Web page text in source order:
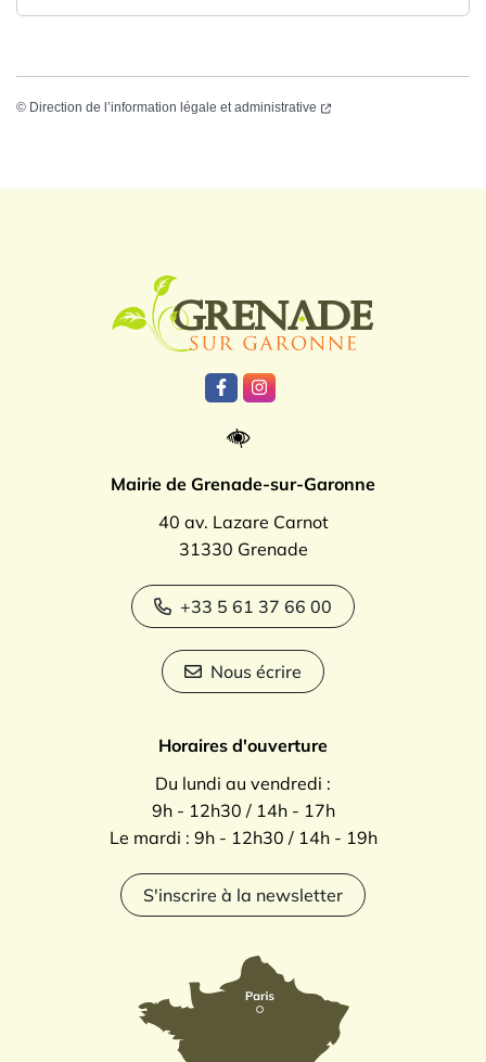
© Direction de l’information légale et administrative
Lien vers le compte Facebook
Lien vers le compte
Mairie de Grenade-sur-Garonne
40 av. Lazare Carnot
31330 Grenade
+33 5 61 37 66 00
Nous écrire
Horaires d'ouverture
Du lundi au vendredi :
9h - 12h30 / 14h - 17h
Le mardi : 9h - 12h30 / 14h - 19h
S'inscrire à la newsletter